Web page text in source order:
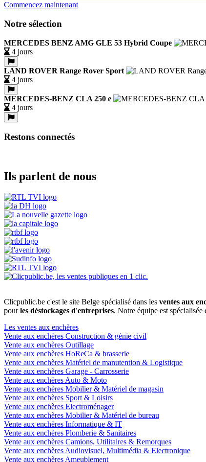
Commencez maintenant
Notre sélection
MERCEDES BENZ AMG GLE 53 Hybrid Coupe
4 jours
LAND ROVER Range Rover Sport
4 jours
MERCEDES-BENZ CLA 250 e
4 jours
Restons connectés
Ils parlent de nous
Clicpublic.be c'est le site Belge spécialisé dans les ventes aux
pourles déstockages d'entreprises. Notre équipe est spécialisée
Les ventes aux enchères
Vente aux enchères Construction & génie civil
Vente aux enchères Outillage
Vente aux enchères HoReCa & brasserie
Vente aux enchères Matériel de manutention & Logistique
Vente aux enchères Garage - Carrosserie
Vente aux enchères Auto & Moto
Vente aux enchères Mobilier & Matériel de magasin
Vente aux enchères Sport & Loisirs
Vente aux enchères Electroménager
Vente aux enchères Mobilier & Matériel de bureau
Vente aux enchères Informatique & IT
Vente aux enchères Plomberie & Sanitaires
Vente aux enchères Camions, Utilitaires & Remorques
Vente aux enchères Audiovisuel, Multimédia & Electronique
Vente aux enchères Ameublement